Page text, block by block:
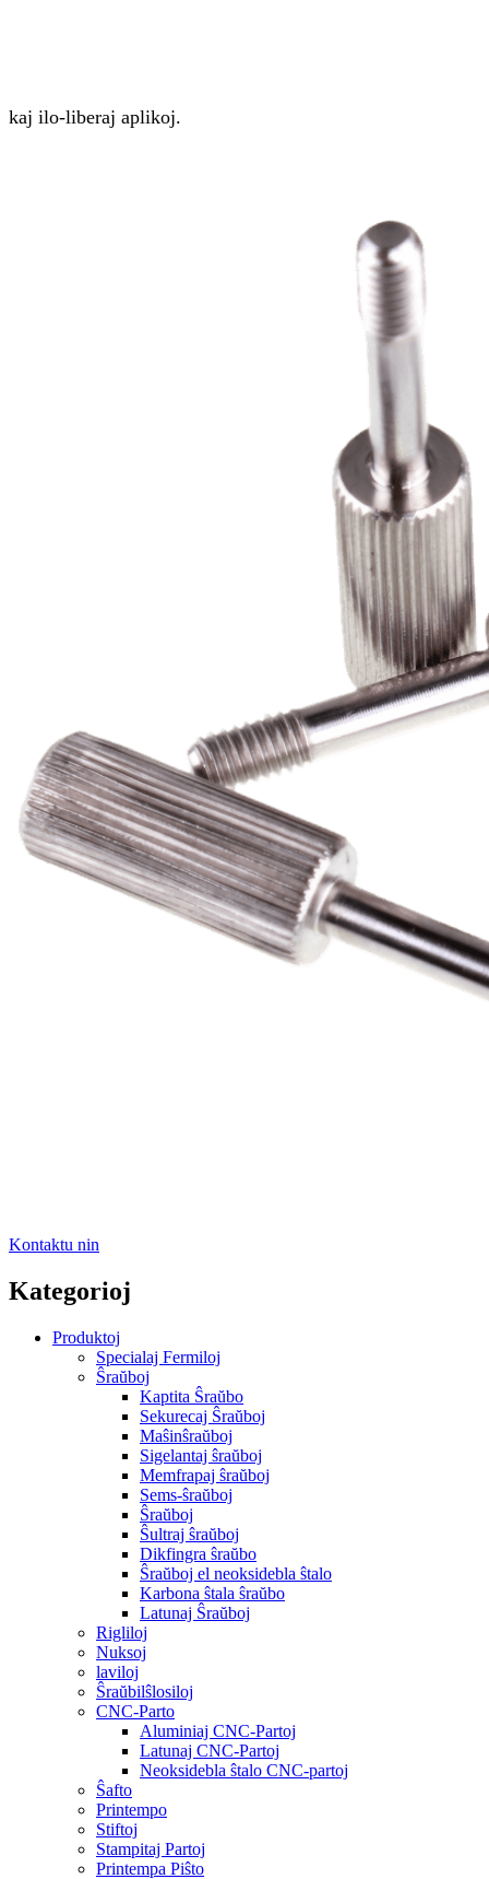
kaj ilo-liberaj aplikoj.
Kontaktu nin
Kategorioj
Produktoj
Specialaj Fermiloj
Ŝraŭboj
Kaptita Ŝraŭbo
Sekurecaj Ŝraŭboj
Maŝinŝraŭboj
Sigelantaj ŝraŭboj
Memfrapaj ŝraŭboj
Sems-ŝraŭboj
Ŝraŭboj
Ŝultraj ŝraŭboj
Dikfingra ŝraŭbo
Ŝraŭboj el neoksidebla ŝtalo
Karbona ŝtala ŝraŭbo
Latunaj Ŝraŭboj
Rigliloj
Nuksoj
laviloj
Ŝraŭbilŝlosiloj
CNC-Parto
Aluminiaj CNC-Partoj
Latunaj CNC-Partoj
Neoksidebla ŝtalo CNC-partoj
Ŝafto
Printempo
Stiftoj
Stampitaj Partoj
Printempa Piŝto